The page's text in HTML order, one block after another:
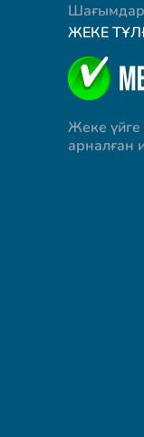
ЖЕКЕ
Жеке үйге
арналған